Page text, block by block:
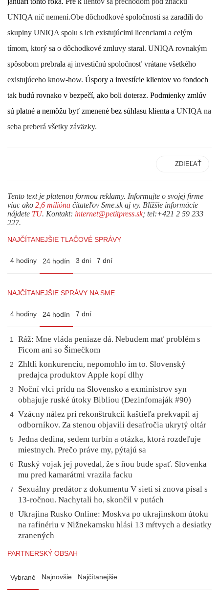
UNIQA nič nemení.Obe dôchodkové spoločnosti sa zaradili do
skupiny UNIQA spolu s ich existujúcimi licenciami a celým
tímom, ktorý sa o dôchodkové zmluvy staral. UNIQA rovnakým
spôsobom prebrala aj investičnú spoločnosť vrátane všetkého
existujúceho know-how. Úspory a investície klientov vo fondoch
tak budú rovnako v bezpečí, ako boli doteraz. Podmienky zmlúv
sú platné a nemôžu byť zmenené bez súhlasu klienta a UNIQA na
seba preberá všetky záväzky.
ZDIEĽAŤ
Tento text je platenou formou reklamy. Informujte o svojej firme
viac ako 2,6 milióna čitateľov Sme.sk aj vy. Bližšie informácie
nájdete TU. Kontakt: internet@petitpress.sk; tel:+421 2 59 233
227.
NAJČÍTANEJŠIE TLAČOVÉ SPRÁVY
4 hodiny 24 hodín 3 dni 7 dní
NAJČÍTANEJŠIE SPRÁVY NA SME
4 hodiny 24 hodín 7 dní
1
Ráž: Mne vláda peniaze dá. Nebudem mať problém s
Ficom ani so Šimečkom
2
Zhltli konkurenciu, nepomohlo im to. Slovenský
predajca produktov Apple kopí dlhy
3
Noční vlci prídu na Slovensko a exministrov syn
obhajuje ruské útoky Bibliou (Dezinfomaják #90)
4 Vzácny nález pri rekonštrukcii kaštieľa prekvapil aj
odborníkov. Za stenou objavili desaťročia ukrytý oltár
5
Jedna dedina, sedem turbín a otázka, ktorá rozdeľuje
miestnych. Prečo práve my, pýtajú sa
6
Ruský vojak jej povedal, že s ňou bude spať. Slovenka
mu pred kamarátmi vrazila facku
7
Sexuálny predátor z dokumentu V sieti si znova písal s
13-ročnou. Nachytali ho, skončil v putách
8
Ukrajina Rusko Online: Moskva po ukrajinskom útoku
na rafinériu v Nižnekamsku hlási 13 mŕtvych a desiatky
zranených
PARTNERSKÝ OBSAH
Vybrané Najnovšie Najčítanejšie